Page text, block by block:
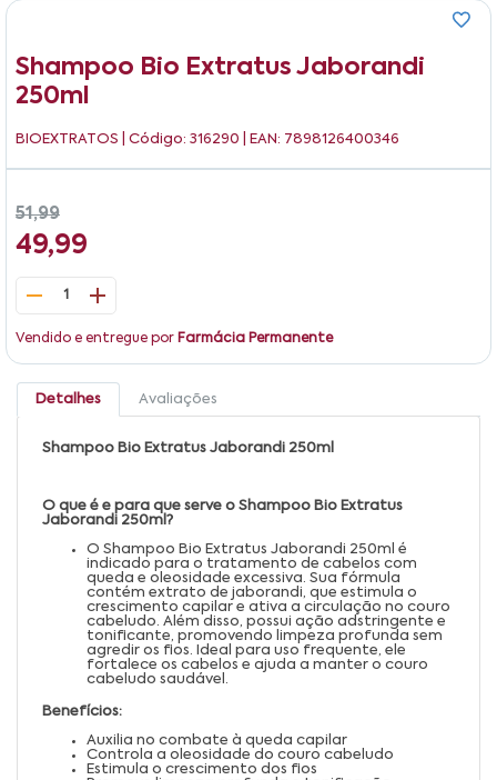
Shampoo Bio Extratus Jaborandi
250ml
BIOEXTRATOS | Código: 316290 | EAN: 7898126400346
51,99
49,99
1
Vendido e entregue por Farmácia Permanente
Detalhes Avaliações
Shampoo Bio Extratus Jaborandi 250ml
O que é e para que serve o Shampoo Bio Extratus
Jaborandi 250ml?
O Shampoo Bio Extratus Jaborandi 250ml é
indicado para o tratamento de cabelos com
queda e oleosidade excessiva. Sua fórmula
contém extrato de jaborandi, que estimula o
crescimento capilar e ativa a circulação no couro
cabeludo. Além disso, possui ação adstringente e
tonificante, promovendo limpeza profunda sem
agredir os fios. Ideal para uso frequente, ele
fortalece os cabelos e ajuda a manter o couro
cabeludo saudável.
Benefícios:
Auxilia no combate à queda capilar
Controla a oleosidade do couro cabeludo
Estimula o crescimento dos fios